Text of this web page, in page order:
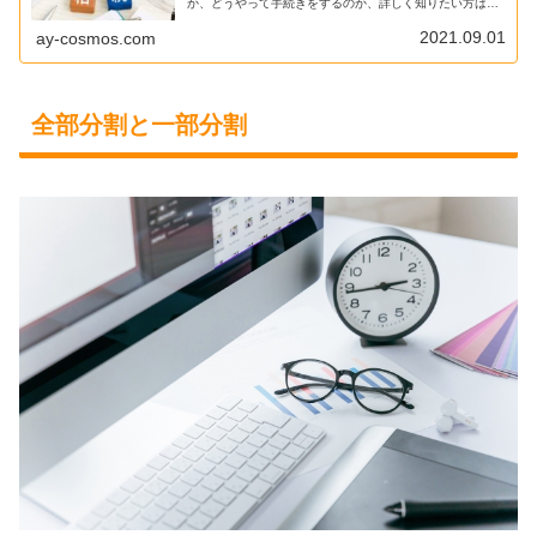
か、どうやって手続きをするのか、詳しく知りたい方は必
ay-cosmos.com 2021.09.01
全部分割と一部分割